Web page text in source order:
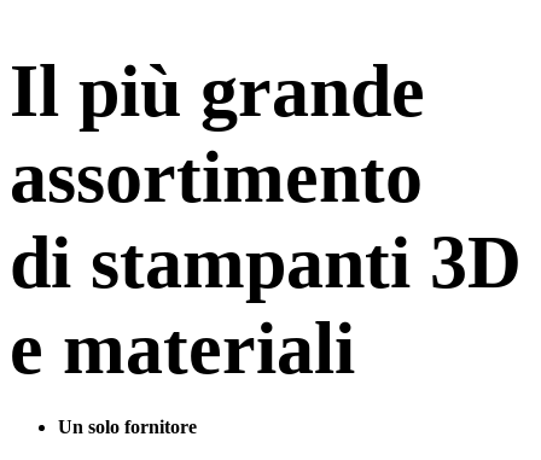
Il più grande
assortimento
di stampanti 3D
e materiali
Un solo fornitore